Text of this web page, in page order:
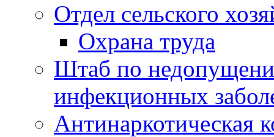
Отдел сельского
Охрана труда
Штаб по
инфекционных
Антинаркотическая